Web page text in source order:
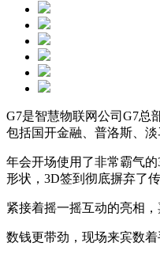
G7是智慧物联网公司G7总
包括国开金融、普洛斯、
年会开场使用了非常霸气
形状，3D签到彻底摒弃了
紧接着摇一摇互动的亮相
数钱更带劲，现场来宾数